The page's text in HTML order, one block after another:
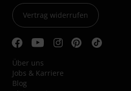
Vertrag widerrufen
Über uns
Jobs & Karriere
Blog